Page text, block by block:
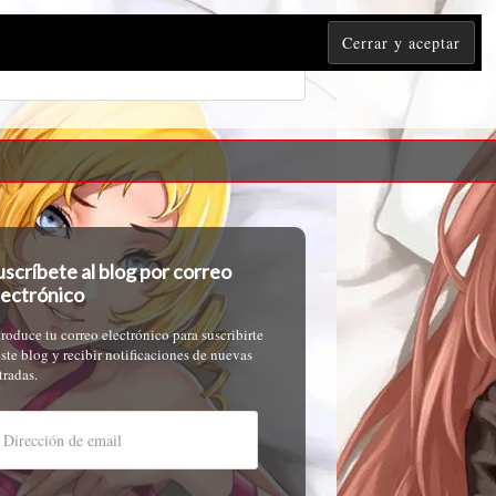
al blog por correo
tu correo electrónico para suscribirte
blog y recibir notificaciones de nuevas